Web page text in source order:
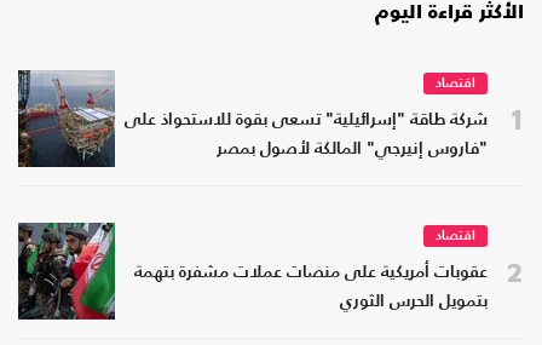
الأكثر قراءة اليوم
1
اقتصاد
شركة طاقة "إسرائيلية" تسعى بقوة للاستحواذ على
"فاروس إنيرجي" المالكة لأصول بمصر
2
اقتصاد
عقوبات أمريكية على منصات عملات مشفرة بتهمة
بتمويل الحرس الثوري